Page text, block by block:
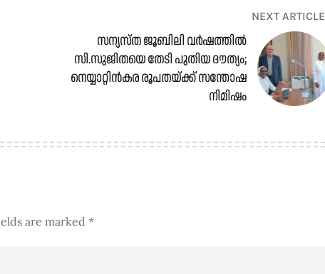
NEXT ARTICLE
സന്യസ്ത ജൂബിലി വർഷത്തിൽ
സി.സുജിതയെ തേടി പുതിയ ദൗത്യം;
നെയ്യാറ്റിൻകര രൂപതയ്ക്ക് സന്തോഷ
നിമിഷം
are marked *